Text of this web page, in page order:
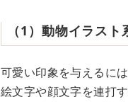
（1）動物イラス
可愛い印象を与えるに
絵文字や顔文字を連打